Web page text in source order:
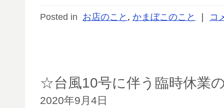
Posted in お店のこと , かまぼこのこと コ
☆台風10号に伴う臨時休業
2020年9月4日